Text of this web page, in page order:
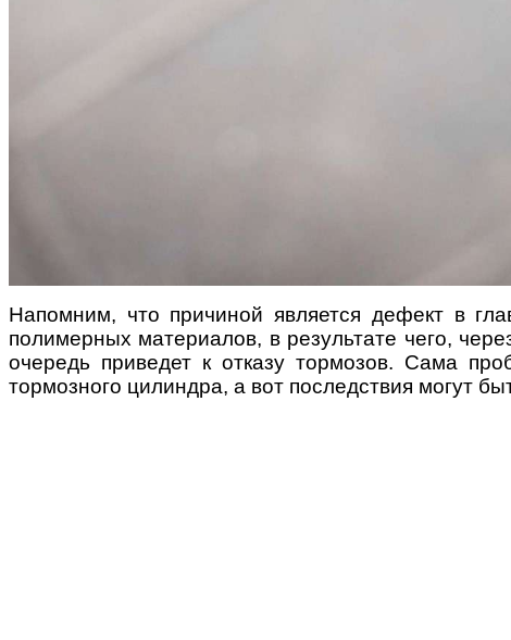
Напомним, что причиной является дефект в
полимерных материалов, в результате чего,
очередь приведет к отказу тормозов. Сама
тормозного цилиндра, а вот последствия могут